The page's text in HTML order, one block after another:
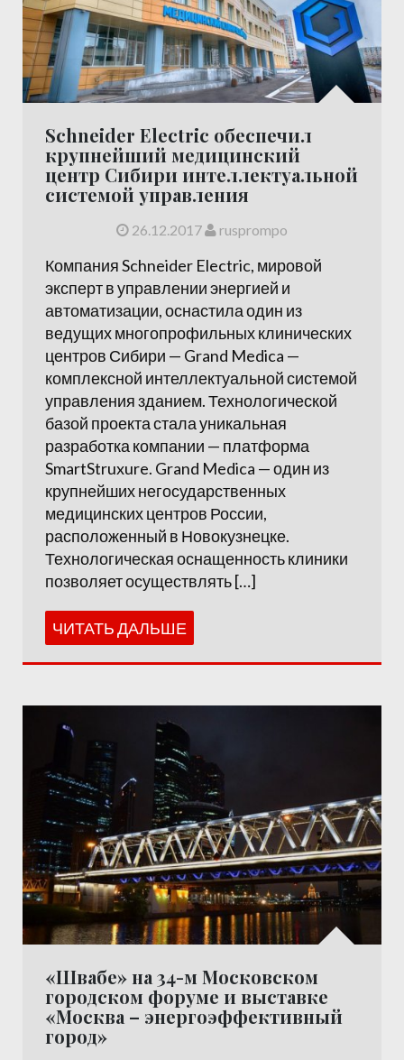
Schneider Electric обеспечил
крупнейший медицинский
центр Сибири интеллектуальной
системой управления
26.12.2017 rusprompo
Компания Schneider Electric, мировой
эксперт в управлении энергией и
автоматизации, оснастила один из
ведущих многопрофильных клинических
центров Сибири — Grand Medica —
комплексной интеллектуальной системой
управления зданием. Технологической
базой проекта стала уникальная
разработка компании — платформа
SmartStruxure. Grand Medica — один из
крупнейших негосударственных
медицинских центров России,
расположенный в Новокузнецке.
Технологическая оснащенность клиники
позволяет осуществлять […]
ЧИТАТЬ ДАЛЬШЕ
«Швабе» на 34-м Московском
городском форуме и выставке
«Москва – энергоэффективный
город»